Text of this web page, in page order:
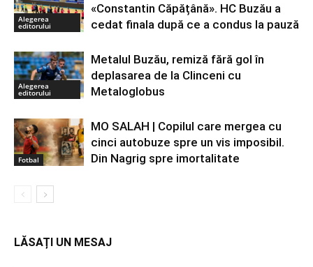
Alegerea
editorului
«Constantin Căpățână». HC Buzău a
cedat finala după ce a condus la pauză
Alegerea
editorului
Metalul Buzău, remiză fără gol în
deplasarea de la Clinceni cu
Metaloglobus
Fotbal
MO SALAH | Copilul care mergea cu
cinci autobuze spre un vis imposibil.
Din Nagrig spre imortalitate
LĂSAȚI UN MESAJ